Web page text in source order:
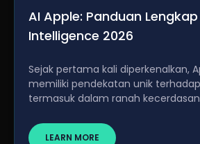
AI Apple: Panduan
Intelligence 2026
Sejak pertama kali diperkenalkan,
memiliki pendekatan unik
termasuk dalam ranah kecerdasan
LEARN MORE